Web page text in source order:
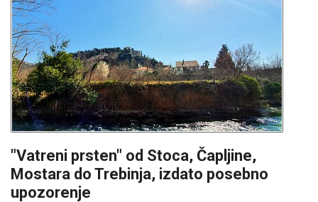
"Vatreni prsten" od Stoca, Čapljine,
Mostara do Trebinja, izdato posebno
upozorenje